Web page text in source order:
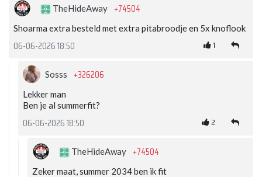
TheHideAway +74504
Shoarma extra besteld met extra pitabroodje en 5x knoflook
06-06-2026 18:50 1
Sosss +326206
Lekker man
Ben je al summerfit?
06-06-2026 18:50 2
TheHideAway +74504
Zeker maat, summer 2034 ben ik fit